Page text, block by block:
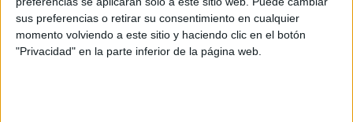
sus preferencias o retirar su consentimiento en cualquier
momento volviendo a este sitio y haciendo clic en el botón
"Privacidad" en la parte inferior de la página web.